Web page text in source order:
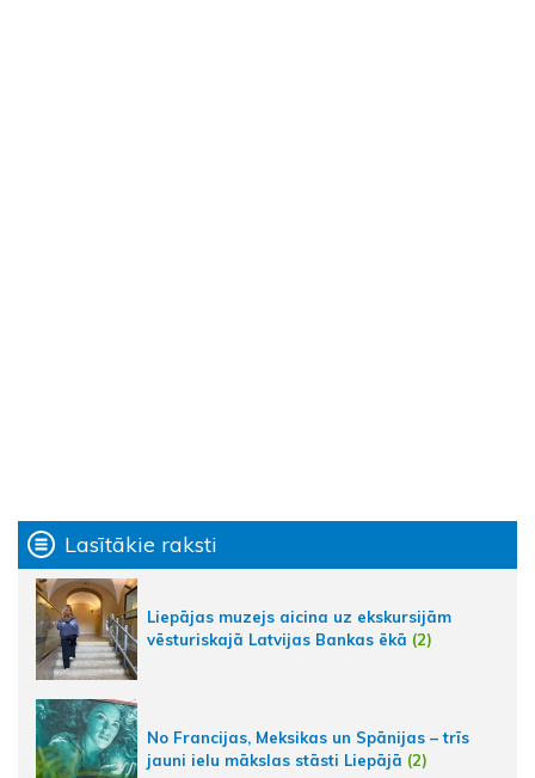
Lasītākie raksti
Liepājas muzejs aicina uz ekskursijām
vēsturiskajā Latvijas Bankas ēkā (2)
No Francijas, Meksikas un Spānijas – trīs
jauni ielu mākslas stāsti Liepājā (2)